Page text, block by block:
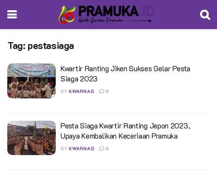
Tag: pestasiaga
Kwartir Ranting Jiken Sukses Gelar Pesta
Siaga 2023
BY KWARNAS 0
Pesta Siaga Kwartir Ranting Jepon 2023,
Upaya Kembalikan Keceriaan Pramuka
BY KWARNAS 0